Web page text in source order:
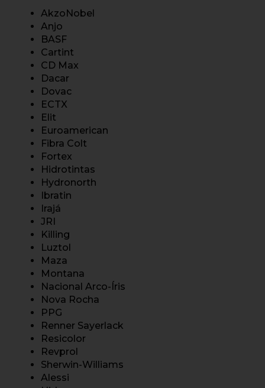
AkzoNobel
Anjo
BASF
Cartint
CD Max
Dacar
Dovac
ECTX
Elit
Euroamerican
Fibra Colt
Fortex
Hidrotintas
Hydronorth
Ibratin
Irajá
JRI
Killing
Luztol
Maza
Montana
Nacional Arco-Íris
Nova Rocha
PPG
Renner Sayerlack
Resicolor
Revprol
Sherwin-Williams
Alessi